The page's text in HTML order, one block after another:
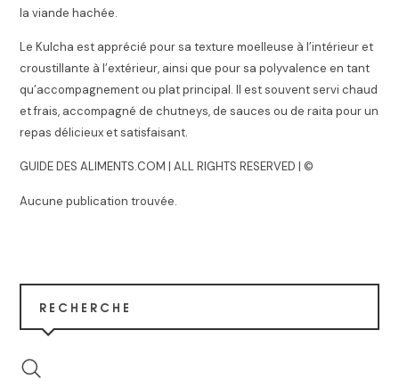
la viande hachée.
Le Kulcha est apprécié pour sa texture moelleuse à l’intérieur et
croustillante à l’extérieur, ainsi que pour sa polyvalence en tant
qu’accompagnement ou plat principal. Il est souvent servi chaud
et frais, accompagné de chutneys, de sauces ou de raita pour un
repas délicieux et satisfaisant.
GUIDE DES ALIMENTS.COM | ALL RIGHTS RESERVED | ©
Aucune publication trouvée.
RECHERCHE